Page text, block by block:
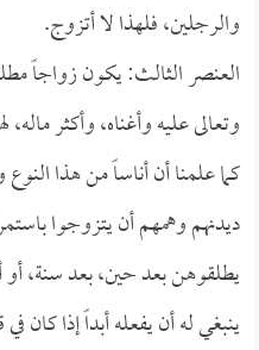
والرجلين، فلهذا لا أتزوج.
العنصر الثالث: يكون زواجاً
وتعالى عليه وأغناه، وأكثر
كما علمنا أن أناساً من هذا
ديدنهم وهمهم أن يتزوجوا
يطلقوهن بعد حين، بعد سنة،
ينبغي له أن يفعله أبداً إذا كان